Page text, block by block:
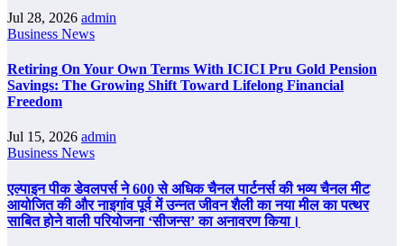
Jul 28, 2026 admin
Business News
Retiring On Your Own Terms With ICICI Pru Gold Pension
Savings: The Growing Shift Toward Lifelong Financial
Freedom
Jul 15, 2026 admin
Business News
एल्पाइन पीक डेवलपर्स ने 600 से अधिक चैनल पार्टनर्स की भव्य चैनल मीट
आयोजित की और नाइगांव पूर्व में उन्नत जीवन शैली का नया मील का पत्थर
साबित होने वाली परियोजना ‘सीजन्स’ का अनावरण किया।